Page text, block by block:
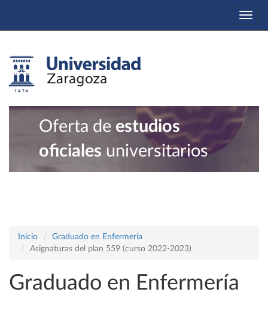
Oferta de estudios
oficiales universitarios
Inicio
Graduado en Enfermería
Asignaturas del plan 559 (curso 2022-2023)
Graduado en Enfermería